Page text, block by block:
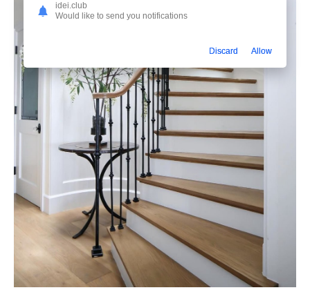
idei.club
Would like to send you notifications
Discard Allow